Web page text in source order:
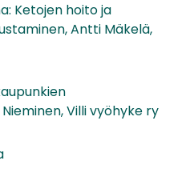
Ketojen hoito ja
Antti Mäkelä,
Villi vyöhyke ry